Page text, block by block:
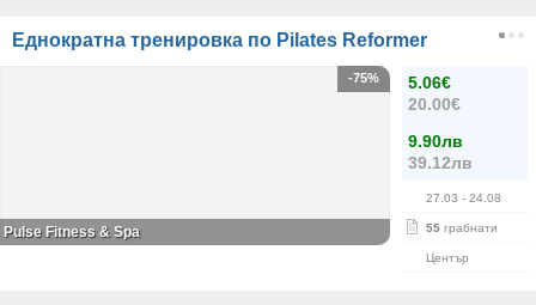
Еднократна тренировка по Pilates Reformer
5.06€
20.00€
9.90лв
39.12лв
27.03 - 24.08
55 грабнати
Център
-75%
Pulse Fitness & Spa